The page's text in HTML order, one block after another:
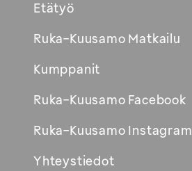
Etätyö
Ruka-Kuusamo Matkailu
Kumppanit
Ruka-Kuusamo Facebook
Ruka-Kuusamo Instagram
Yhteystiedot